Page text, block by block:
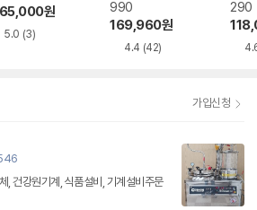
원
5.0 (3)
990
169,960원
4.4 (42)
290
가입신청
, 건강원기계, 식품설비, 기계설비주문